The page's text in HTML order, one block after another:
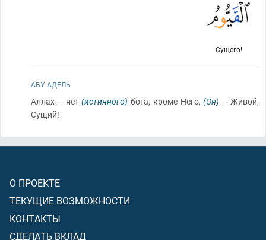
Сущего!
АБУ АДЕЛЬ
Аллах – нет(истинного) бога, кроме Него,(Он) – Живой,
Сущий!
О ПРОЕКТЕ
ТЕКУЩИЕ ВОЗМОЖНОСТИ
КОНТАКТЫ
СДЕЛАТЬ ВКЛАД